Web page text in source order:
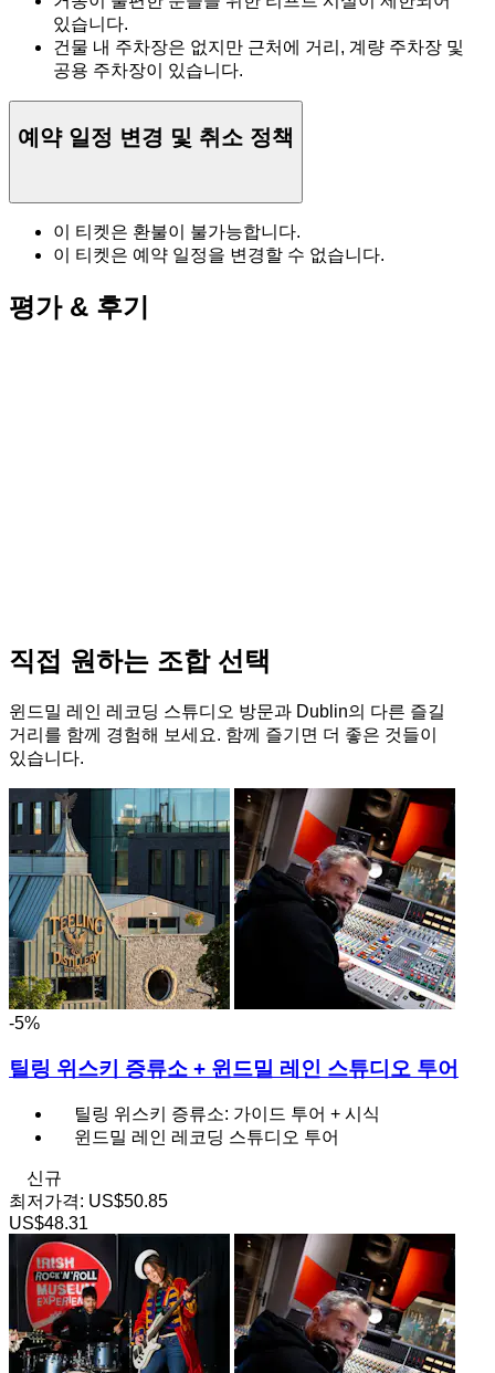
있습니다.
건물 내 주차장은 없지만 근처에 거리, 계량 주차장 및
공용 주차장이 있습니다.
예약 일정 변경 및 취소 정책
이 티켓은 환불이 불가능합니다.
이 티켓은 예약 일정을 변경할 수 없습니다.
평가 & 후기
직접 원하는 조합 선택
윈드밀 레인 레코딩 스튜디오 방문과 Dublin의 다른 즐길
거리를 함께 경험해 보세요. 함께 즐기면 더 좋은 것들이
있습니다.
-5%
틸링 위스키 증류소 + 윈드밀 레인 스튜디오 투어
틸링 위스키 증류소: 가이드 투어 + 시식
윈드밀 레인 레코딩 스튜디오 투어
신규
최저가격: US$50.85
US$48.31